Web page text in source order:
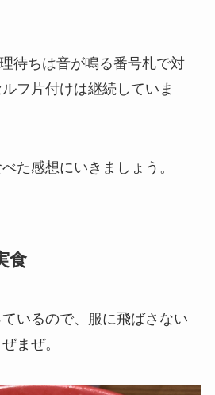
待ちは音が鳴る番号札で対
フ片付けは継続していま
た感想にいきましょう。
食
いるので、服に飛ばさない
まぜ。